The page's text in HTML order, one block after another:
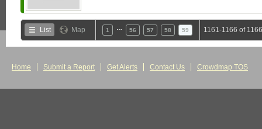
List Map 1 56 57 58 59 1161-1166 of
Home Submit a Report Get Alerts Contact Us Crowdmap TOS